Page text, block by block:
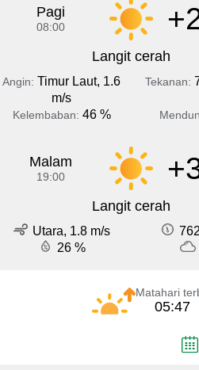
Pagi
08:00
Langit cerah
Angin: Timur Laut, 1.6
m/s
Tekanan:
Kelembaban: 46 %
Malam
19:00
Langit cerah
Utara, 1.8 m/s
26 %
Matahari
05:47